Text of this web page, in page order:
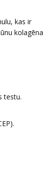
kas ir
kolagēna
testu.